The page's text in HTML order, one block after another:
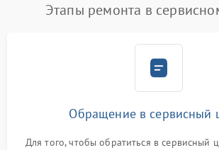
Этапы ремонта в
Обращение в сервисный
Для того, чтобы обратиться в сервисный